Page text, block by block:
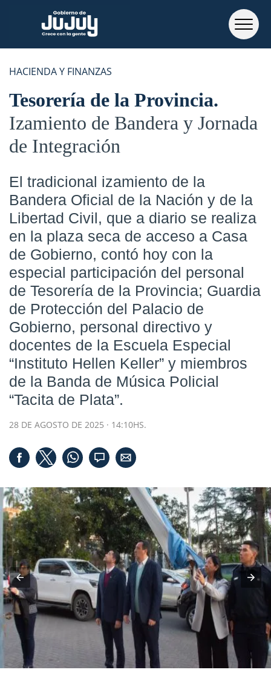
HACIENDA Y FINANZAS
Tesorería de la Provincia
Izamiento de Bandera y Jornada
de Integración
El tradicional izamiento de la
Bandera Oficial de la Nación y de la
Libertad Civil, que a diario se realiza
en la plaza seca de acceso a Casa
de Gobierno, contó hoy con la
especial participación del personal
de Tesorería de la Provincia; Guardia
de Protección del Palacio de
Gobierno, personal directivo y
docentes de la Escuela Especial
“Instituto Hellen Keller” y miembros
de la Banda de Música Policial
“Tacita de Plata”.
28 DE AGOSTO DE 2025 · 14:10HS.